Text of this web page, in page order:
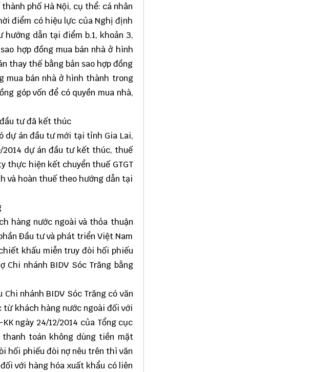
phố Hà Nội, cụ thể: cá nhân
điểm có hiệu lực của Nghị định
dẫn tại điểm b.1, khoản 3,
hợp đồng mua bán nhà ở hình
thay thế bằng bản sao hợp đồng
mua bán nhà ở hình thành trong
góp vốn để có quyền mua nhà,
đầu tư đã kết thúc
dự án đầu tư mới tại tỉnh Gia Lai,
2014 dự án đầu tư kết thúc, thuế
thực hiện kết chuyển thuế GTGT
và hoàn thuế theo hướng dẫn tại
hàng nước ngoài và thỏa thuận
Đầu tư và phát triển Việt Nam
khấu miễn truy đòi hối phiếu
Chi nhánh BIDV Sóc Trăng bằng
nhánh BIDV Sóc Trăng có văn
từ khách hàng nước ngoài đối với
ngày 24/12/2014 của Tổng cục
toán không dùng tiền mặt
hối phiếu đòi nợ nêu trên thì văn
với hàng hóa xuất khẩu có liên